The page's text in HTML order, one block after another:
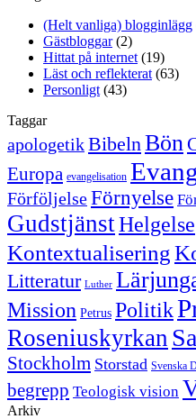
(Helt vanliga) blogginlägg
Gästbloggar(2)
Hittat på internet (19)
Läst och reflekterat (63)
Personligt (43)
Taggar
apologetikBibeln Bön
Europa evangelisation
FörföljelseFörnyelse
GudstjänstHelgelse
Kontextualisering
Litteratur Luther
Mission Petrus Politik
Roseniuskyrkan
Stockholm Storstad Svenska
begrepp Teologisk vision
Arkiv